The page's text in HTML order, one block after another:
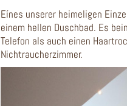
Eínes unserer heimeligen
einem hellen Duschbad. Es
Telefon als auch einen
Nichtraucherzimmer.